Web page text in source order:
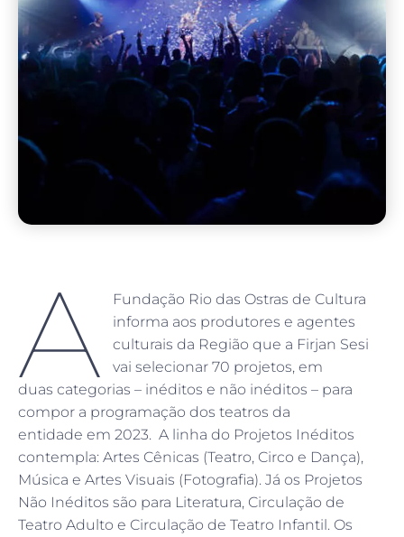
A
Fundação Rio das Ostras de Cultura
informa aos produtores e agentes
culturais da Região que a Firjan Sesi
vai selecionar 70 projetos, em
duas categorias – inéditos e não inéditos ­– para
compor a programação dos teatros da
entidade em 2023. A linha do Projetos Inéditos
contempla: Artes Cênicas (Teatro, Circo e Dança),
Música e Artes Visuais (Fotografia). Já os Projetos
Não Inéditos são para Literatura, Circulação de
Teatro Adulto e Circulação de Teatro Infantil. Os